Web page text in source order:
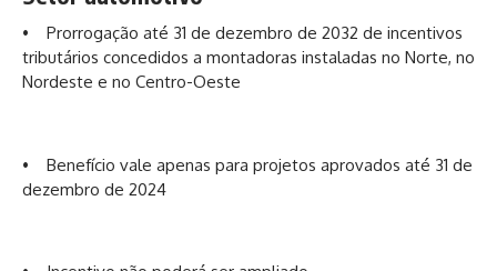
• Prorrogação até 31 de dezembro de 2032 de incentivos
tributários concedidos a montadoras instaladas no Norte, no
Nordeste e no Centro-Oeste
• Benefício vale apenas para projetos aprovados até 31 de
dezembro de 2024